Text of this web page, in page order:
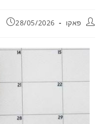
מחבר:פאקו פורסם:
28/05/2026